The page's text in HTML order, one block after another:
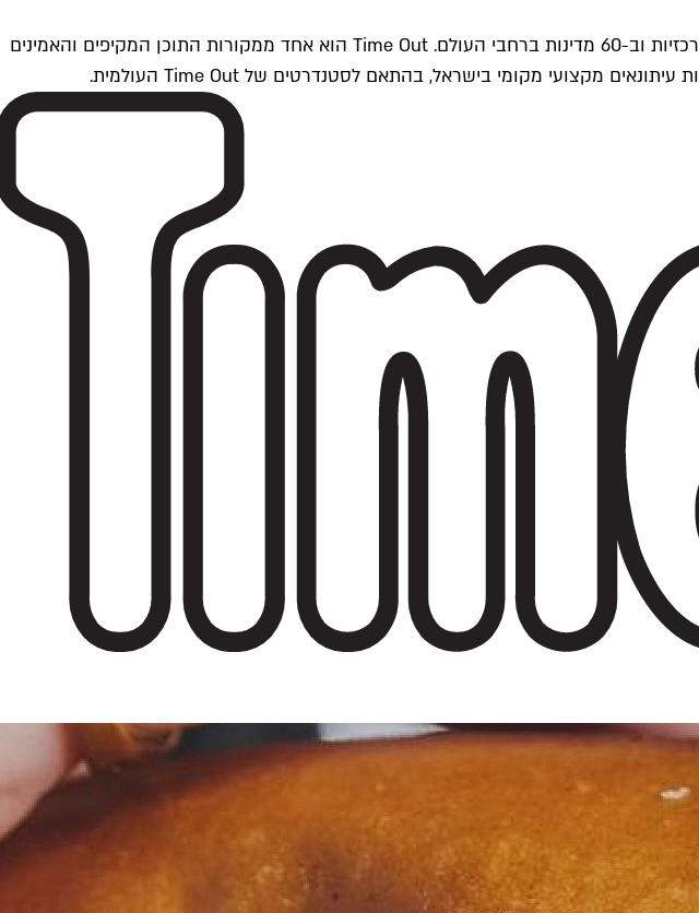
Time Outתל אביב הוא חלק מרשת Time Out Global — רשת מדיה בינלאומית הפועלת ב-360 ערים מרכזיות וב-60 מדינות ברחבי העולם. Time Out הוא אחד ממקורות התוכן המקיפים והאמינים